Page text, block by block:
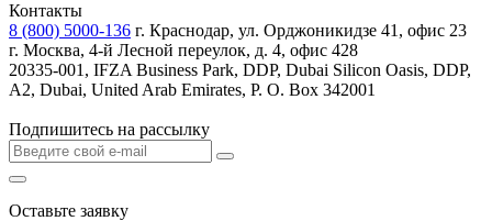
Контакты
8 (800) 5000-136 г. Краснодар, ул. Орджоникидзе 41, офис 23
г. Москва, 4-й Лесной переулок, д. 4, офис 428
20335-001, IFZA Business Park, DDP, Dubai Silicon Oasis, DDP,
A2, Dubai, United Arab Emirates, P. O. Box 342001
Подпишитесь на рассылку
Оставьте заявку